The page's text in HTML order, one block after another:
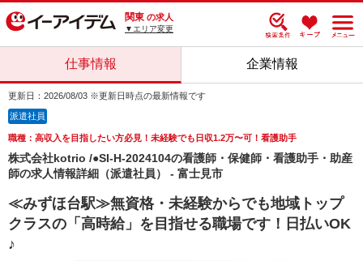
関東 の求人
▼エリア変更
仕事情報 企業情報
更新日：2026/08/03 ※更新日時点の最新情報です
派遣社員
職種：高収入を目指したい方必見！未経験でも日収1.2万〜可！看護助手
株式会社kotrio /●SI-H-2024104の看護師・保健師・看護助手・助産
師の求人情報詳細（派遣社員） - 富士見市
≪みずほ台駅≫無資格・未経験からでも地域トップ
クラスの「高時給」を目指せる職場です！日払いOK
♪